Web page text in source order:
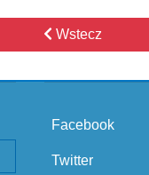
Wstecz
Facebook
Twitter